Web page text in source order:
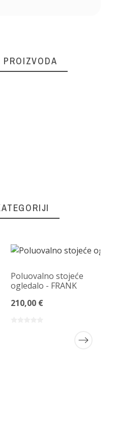
PROIZVODA
Poluovalno stojeće
ogledalo - FRANK
210,00 €